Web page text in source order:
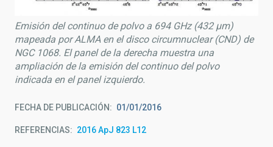
Emisión del continuo de polvo a 694 GHz (432 μm)
mapeada por ALMA en el disco circumnuclear (CND) de
NGC 1068. El panel de la derecha muestra una
ampliación de la emisión del continuo del polvo
indicada en el panel izquierdo.
FECHA DE PUBLICACIÓN 01/01/2016
REFERENCIAS 2016 ApJ 823 L12